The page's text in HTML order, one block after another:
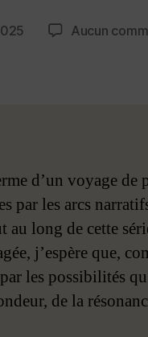
Aucun
d’un voyage de
par les arcs
au long de cette
j’espère que,
les possibilités
de la